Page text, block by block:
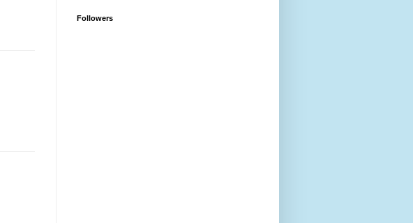
Followers